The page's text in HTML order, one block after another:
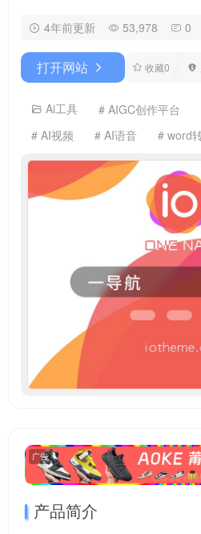
4年前更新 53,978 0
打开网站 收藏0
Ai工具 # AIGC创作平台
# AI视频
# AI语音
# word
# 一键文章变视频
# 一键转视
# 图文转视频
# 怎么把文章变
# 智能配音
广告
产品简介